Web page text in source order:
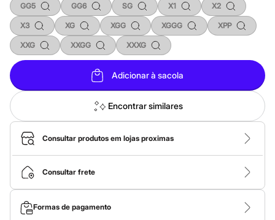
Novidades
Roupas
Blusas e Camisetas
Básicos
Calças
Casacos e Jaquetas
Jeans
Macacões
Saias
Shorts e Bermudas
Vestidos
Acessórios
Bolsas
Bonés e Chapéus
Bijoux
Cintos
Óculos
Relógios
Calçados
GG5 GG6 SG X1 X2
X3 XG XGG XGGG XPP
XXG XXGG XXXG
Adicionar à sacola
Encontrar similares
Consultar produtos em lojas proximas
Consultar frete
Formas de pagamento